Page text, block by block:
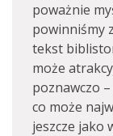
poważnie
powinniśmy
tekst
może
poznawczo
co może
jeszcze jako